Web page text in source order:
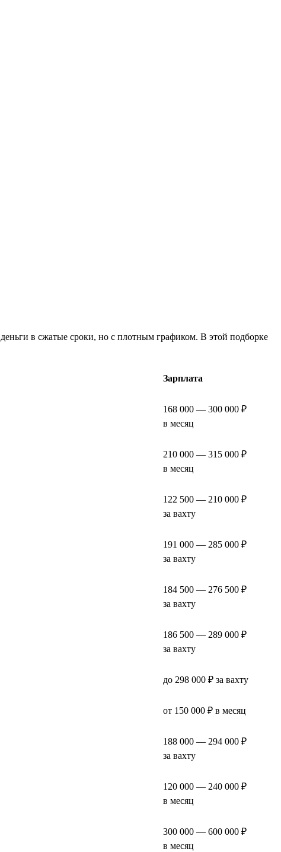
в сжатые сроки, но с плотным графиком. В этой подборке
Зарплата
168 000 — 300 000 ₽
в месяц
210 000 — 315 000 ₽
в месяц
122 500 — 210 000 ₽
за вахту
191 000 — 285 000 ₽
за вахту
184 500 — 276 500 ₽
за вахту
186 500 — 289 000 ₽
за вахту
до 298 000 ₽ за вахту
от 150 000 ₽ в месяц
188 000 — 294 000 ₽
за вахту
120 000 — 240 000 ₽
в месяц
300 000 — 600 000 ₽
в месяц